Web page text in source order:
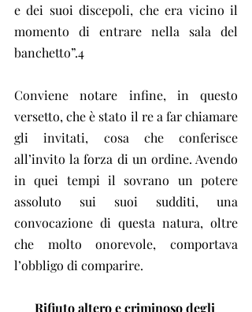
e dei suoi discepoli, che era vicino il
momento di entrare nella sala del
banchetto”.4
Conviene notare infine, in questo
versetto, che è stato il re a far chiamare
gli invitati, cosa che conferisce
all’invito la forza di un ordine. Avendo
in quei tempi il sovrano un potere
assoluto sui suoi sudditi, una
convocazione di questa natura, oltre
che molto onorevole, comportava
l’obbligo di comparire.
Rifiuto altero e criminoso degli